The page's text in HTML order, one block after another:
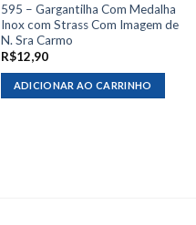
595 – Gargantilha Com Medalha
Inox com Strass Com Imagem de
N. Sra Carmo
R$12,90
ADICIONAR AO CARRINHO